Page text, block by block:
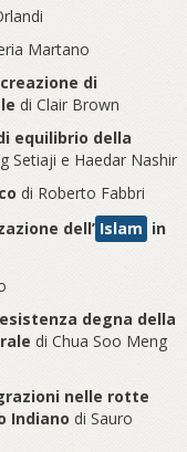
Martano
di
di Clair Brown
equilibrio della
Setiaji e Haedar Nashir
di Roberto Fabbri
dell’ Islam in
degna della
di Chua Soo Meng
nelle rotte
Indiano di Sauro